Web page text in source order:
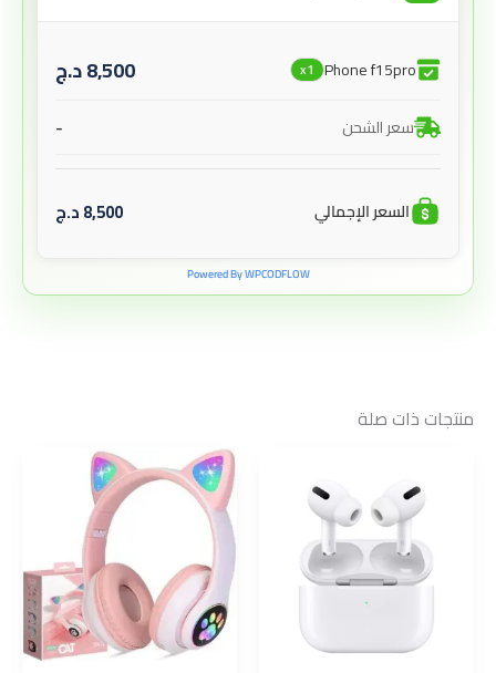
Phone f15pro
x1
8,500د.ج
سعر الشحن -
السعر الإجمالي 8,500د.ج
Powered By WPCODFLOW
منتجات ذات صلة
3,600 د.ج.